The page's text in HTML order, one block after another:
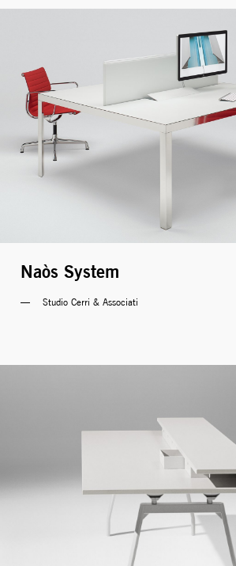
Naòs System
Studio Cerri & Associati